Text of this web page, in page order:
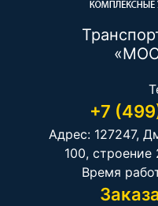
+7
Адрес: 127247,
100,
Время